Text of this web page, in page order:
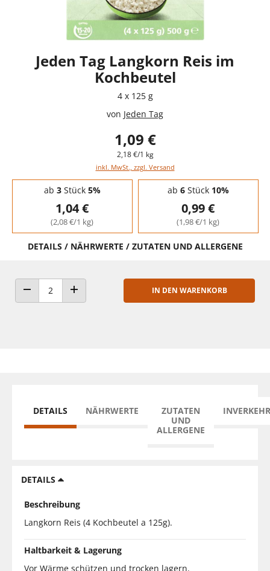
Jeden Tag Langkorn Reis im
Kochbeutel
4 x 125 g
von Jeden Tag
1,09 €
2,18 €/1 kg
inkl. MwSt., zzgl. Versand
Staffelpreise - Mengenrabatt
ab 3Stück 5%
1,04 €
(2,08 €/1 kg)
ab 6Stück 10%
0,99 €
(1,98 €/1 kg)
DETAILS / NÄHRWERTE / ZUTATEN UND ALLERGENE
ANZAHL VERRINGERNANZAHL ERHÖHEN
IN DEN WARENKORB
DETAILS NÄHRWERTE
ZUTATEN
UND
ALLERGENE
DETAILS
Beschreibung
Langkorn Reis (4 Kochbeutel a 125g).
Haltbarkeit & Lagerung
Vor Wärme schützen und trocken lagern.